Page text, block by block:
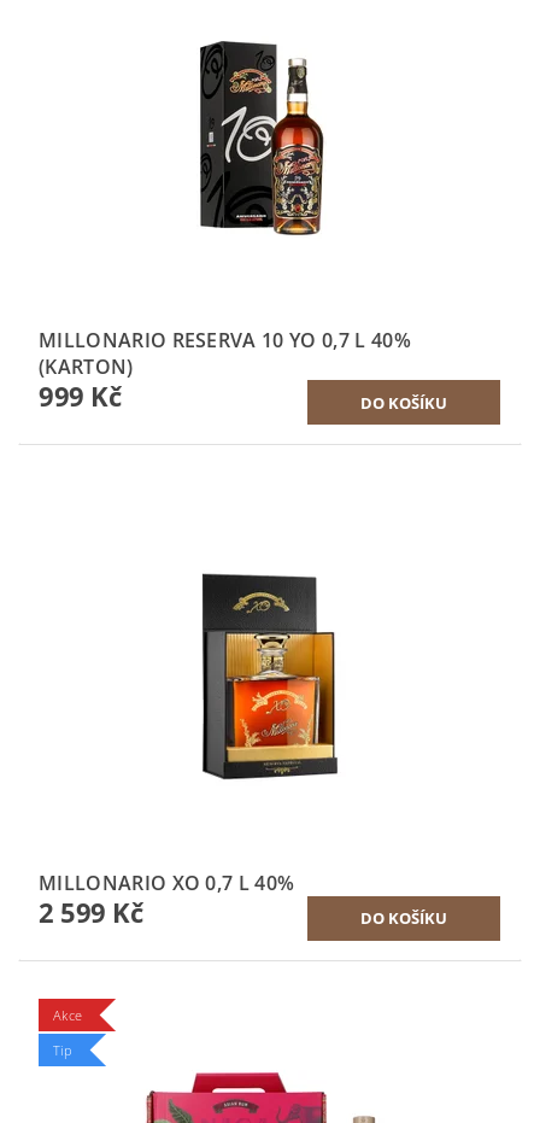
MILLONARIO RESERVA 10 YO 0,7 L 40%
(KARTON)
999 Kč
MILLONARIO XO 0,7 L 40%
2 599 Kč
Akce
Tip